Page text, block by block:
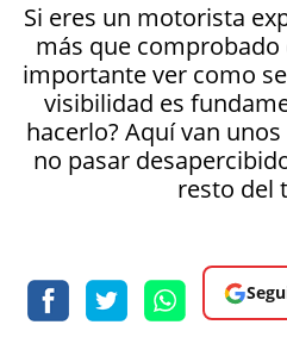
Si eres un motorista
más que
importante ver como
visibilidad es
hacerlo? Aquí van
no pasar
resto del